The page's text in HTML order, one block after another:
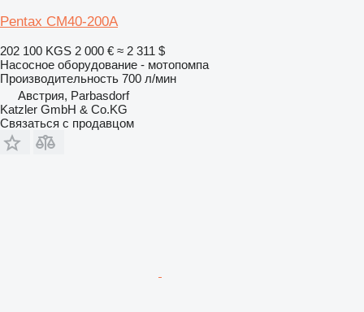
Pentax CM40-200A
202 100 KGS 2 000 € ≈ 2 311 $
Насосное оборудование - мотопомпа
Производительность 700 л/мин
Австрия, Parbasdorf
Katzler GmbH & Co.KG
Связаться с продавцом